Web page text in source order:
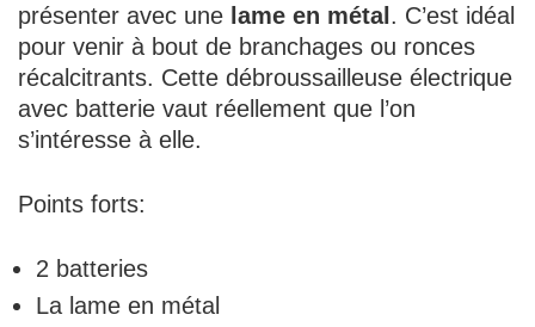
présenter avec une lame en métal. C’est idéal
pour venir à bout de branchages ou ronces
récalcitrants. Cette débroussailleuse électrique
avec batterie vaut réellement que l’on
s’intéresse à elle.
Points forts:
2 batteries
La lame en métal